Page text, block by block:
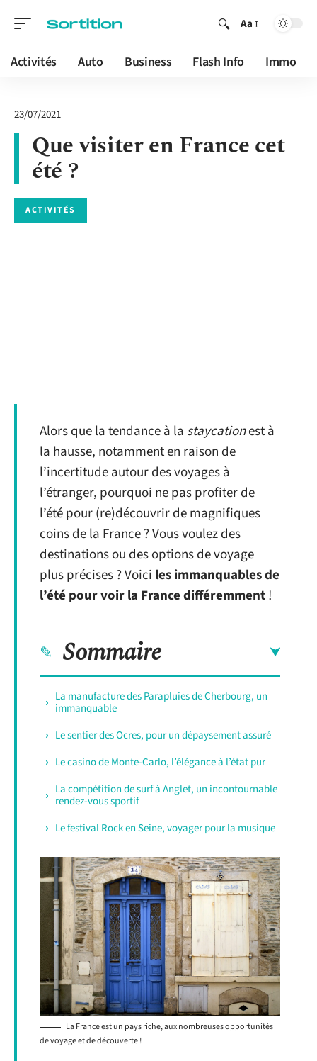
Aa
Activités Auto Business Flash Info Immo
23/07/2021
Que visiter en France cet
été ?
ACTIVITÉS
Alors que la tendance à la staycationest à
la hausse, notamment en raison de
l’incertitude autour des voyages à
l’étranger, pourquoi ne pas profiter de
l’été pour (re)découvrir de magnifiques
coins de la France ? Vous voulez des
destinations ou des options de voyage
plus précises ? Voici les immanquables de
l’été pour voir la France différemment!
Sommaire
La manufacture des Parapluies de Cherbourg, un
immanquable
Le sentier des Ocres, pour un dépaysement assuré
Le casino de Monte-Carlo, l’élégance à l’état pur
La compétition de surf à Anglet, un incontournable
rendez-vous sportif
Le festival Rock en Seine, voyager pour la musique
La France est un pays riche, aux nombreuses opportunités
de voyage et de découverte !